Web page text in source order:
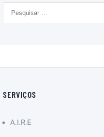
SERVIÇOS
A.I.R.E